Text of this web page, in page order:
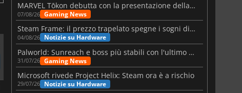
MARVEL Tōkon debutta con la presentazione della roadmap per il primo anno
07/08/26 Gaming News
Steam Frame: il prezzo trapelato spegne i sogni di un VR economico
04/08/26 Notizie su Hardware
Palworld: Sunreach e boss più stabili con l'ultimo update
31/07/26 Gaming News
Microsoft rivede Project Helix: Steam ora è a rischio
29/07/26 Notizie su Hardware